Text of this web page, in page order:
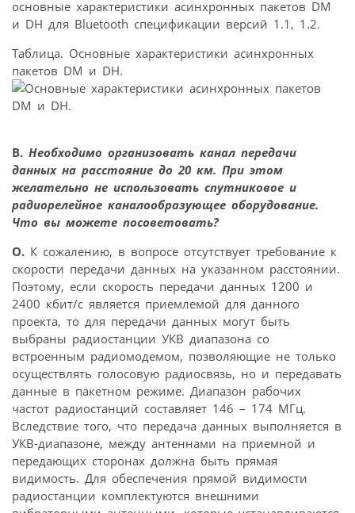
основные характеристики асинхронных пакетов DM
и DH для Bluetooth спецификации версий 1.1, 1.2.
Таблица. Основные характеристики асинхронных
пакетов DM и DH.
В. Необходимо организовать канал передачи
данных на расстояние до 20 км. При этом
желательно не использовать спутниковое и
радиорелейное каналообразующее оборудование.
Что вы можете посоветовать?
О. К сожалению, в вопросе отсутствует требование к
скорости передачи данных на указанном расстоянии.
Поэтому, если скорость передачи данных 1200 и
2400 кбит/с является приемлемой для данного
проекта, то для передачи данных могут быть
выбраны радиостанции УКВ диапазона со
встроенным радиомодемом, позволяющие не только
осуществлять голосовую радиосвязь, но и передавать
данные в пакетном режиме. Диапазон рабочих
частот радиостанций составляет 146 – 174 МГц.
Вследствие того, что передача данных выполняется в
УКВ-диапазоне, между антеннами на приемной и
передающих сторонах должна быть прямая
видимость. Для обеспечения прямой видимости
радиостанции комплектуются внешними